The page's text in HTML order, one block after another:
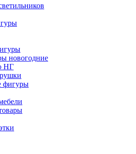
новогодние
НГ
фигуры